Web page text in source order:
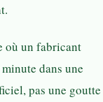
où un fabricant
dans une
pas une goutte